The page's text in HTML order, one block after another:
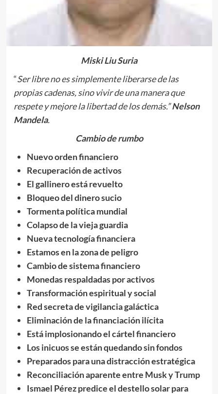
Miski Liu Suria
“Ser libre no es simplemente liberarse de las
propias cadenas, sino vivir de una manera que
respete y mejore la libertad de los demás.”Nelson
Mandela.
Cambio de rumbo
Nuevo orden financiero
Recuperación de activos
El gallinero está revuelto
Bloqueo del dinero sucio
Tormenta política mundial
Colapso de la vieja guardia
Nueva tecnología financiera
Estamos en la zona de peligro
Cambio de sistema financiero
Monedas respaldadas por activos
Transformación espiritual y social
Red secreta de vigilancia galáctica
Eliminación de la financiación ilícita
Está implosionando el cártel financiero
Los inicuos se están quedando sin fondos
Preparados para una distracción estratégica
Reconciliación aparente entre Musk y Trump
Ismael Pérez predice el destello solar para